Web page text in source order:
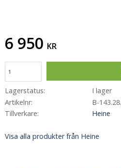
6 950 KR
Lagerstatus
I lager
Artikelnr
B-
Tillverkare
Heine
Visa alla produkter från Heine